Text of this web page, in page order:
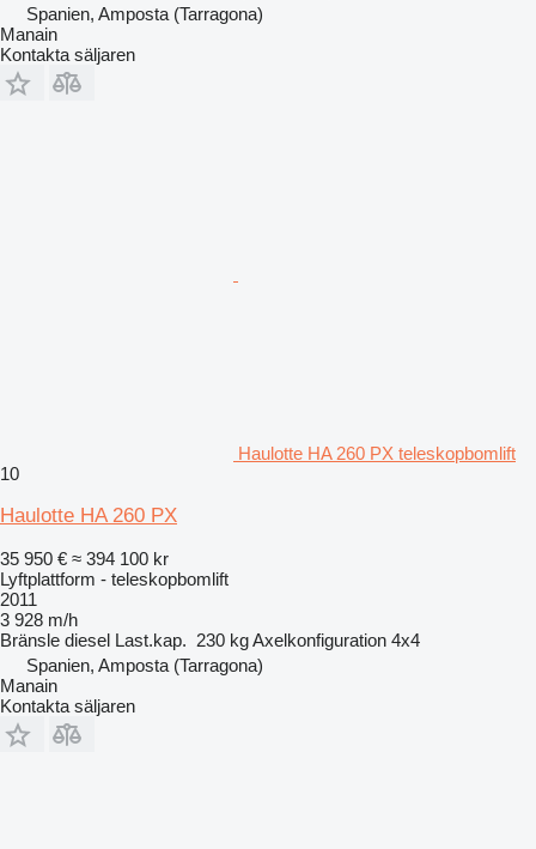
Spanien, Amposta (Tarragona)
Manain
Kontakta säljaren
Haulotte HA 260 PX teleskopbomlift
10
Haulotte HA 260 PX
35 950 € ≈ 394 100 kr
Lyftplattform - teleskopbomlift
2011
3 928 m/h
Bränsle diesel Last.kap. 230 kgAxelkonfiguration 4x4
Spanien, Amposta (Tarragona)
Manain
Kontakta säljaren